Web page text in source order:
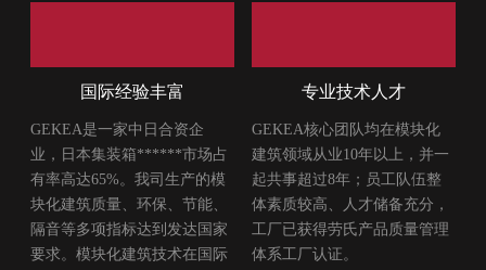
国际经验丰富
GEKEA是一家中日合资企
业，日本集装箱******市场占
有率高达65%。我司生产的模
块化建筑质量、环保、节能、
隔音等多项指标达到发达国家
要求。模块化建筑技术在国际
专业技术人才
GEKEA核心团队均在模块化
建筑领域从业10年以上，并一
起共事超过8年；员工队伍整
体素质较高、人才储备充分，
工厂已获得劳氏产品质量管理
体系工厂认证。